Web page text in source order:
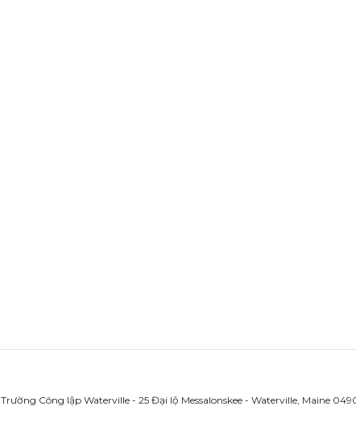
Trường Công lập Waterville - 25 Đại lộ Messalonskee - Waterville, Maine